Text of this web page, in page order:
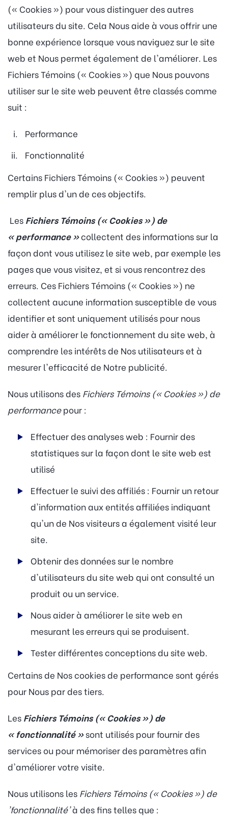
(« Cookies ») pour vous distinguer des autres
utilisateurs du site. Cela Nous aide à vous offrir une
bonne expérience lorsque vous naviguez sur le site
web et Nous permet également de l'améliorer. Les
Fichiers Témoins (« Cookies ») que Nous pouvons
utiliser sur le site web peuvent être classés comme
suit :
Performance
Fonctionnalité
Certains Fichiers Témoins (« Cookies ») peuvent
remplir plus d'un de ces objectifs.
Les Fichiers Témoins (« Cookies ») de
« performance »collectent des informations sur la
façon dont vous utilisez le site web, par exemple les
pages que vous visitez, et si vous rencontrez des
erreurs. Ces Fichiers Témoins (« Cookies ») ne
collectent aucune information susceptible de vous
identifier et sont uniquement utilisés pour nous
aider à améliorer le fonctionnement du site web, à
comprendre les intérêts de Nos utilisateurs et à
mesurer l'efficacité de Notre publicité.
Nous utilisons des Fichiers Témoins (« Cookies ») de
performancepour :
Effectuer des analyses web : Fournir des
statistiques sur la façon dont le site web est
utilisé
Effectuer le suivi des affiliés : Fournir un retour
d'information aux entités affiliées indiquant
qu'un de Nos visiteurs a également visité leur
site.
Obtenir des données sur le nombre
d'utilisateurs du site web qui ont consulté un
produit ou un service.
Nous aider à améliorer le site web en
mesurant les erreurs qui se produisent.
Tester différentes conceptions du site web.
Certains de Nos cookies de performance sont gérés
pour Nous par des tiers.
Les Fichiers Témoins (« Cookies ») de
« fonctionnalité »sont utilisés pour fournir des
services ou pour mémoriser des paramètres afin
d'améliorer votre visite.
Nous utilisons les Fichiers Témoins (« Cookies ») de
'fonctionnalité'à des fins telles que :